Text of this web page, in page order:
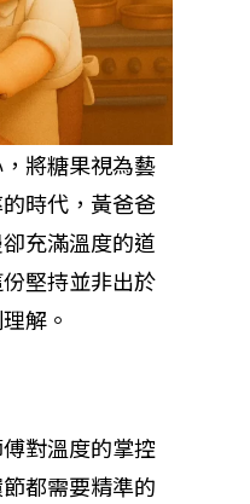
將糖果視為藝
時代，黃爸爸
充滿溫度的道
堅持並非出於
解。
對溫度的掌控
都需要精準的